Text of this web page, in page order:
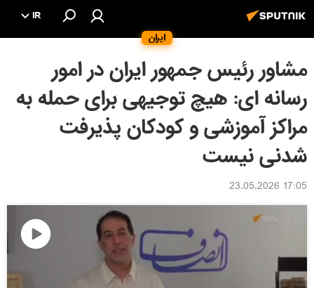
ایران
IR
مشاور رئیس جمهور ایران در امور
رسانه ای: هيچ توجيهى براى حمله به
مراكز آموزشى و كودكان پذيرفت
شدنى نيست
17:05 23.05.2026
ویدئو